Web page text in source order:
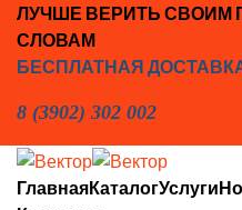
Skip
content
ЛУЧШЕ ВЕРИТЬ СВОИМ
СЛОВАМ
БЕСПЛАТНАЯ
8 (3902) 302 002
ГлавнаяКаталогУслуги